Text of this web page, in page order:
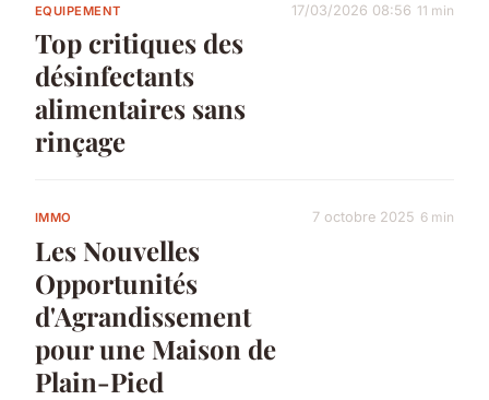
EQUIPEMENT
Top critiques des
désinfectants
alimentaires sans
rinçage
17/03/2026 08:56 11 min
IMMO
Les Nouvelles
Opportunités
d'Agrandissement
pour une Maison de
Plain-Pied
7 octobre 2025 6 min